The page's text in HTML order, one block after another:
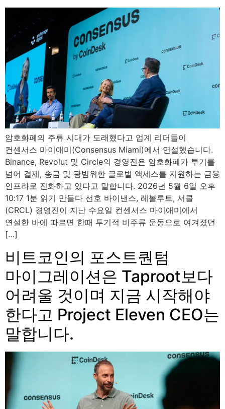
암호화폐의 주류 시대가 도래했다고 업계 리더들이
컨센서스 마이애미(Consensus Miami)에서 연설했습니다.
Binance, Revolut 및 Circle의 경영진은 암호화폐가 투기를
넘어 결제, 송금 및 광범위한 글로벌 액세스를 지원하는 금융
인프라로 진화하고 있다고 말합니다. 2026년 5월 6일 오후
10:17 1분 읽기 만들다 선호 바이낸스, 레볼루트, 서클
(CRCL) 경영진이 지난 수요일 컨센서스 마이애미에서
연설한 바에 따르면 한때 투기적 비주류 운동으로 여겨졌던
[…]
비트코인의 포스트퀀텀
마이그레이션은 Taproot보다
어려울 것이며 지금 시작해야
한다고 Project Eleven CEO는
말합니다.